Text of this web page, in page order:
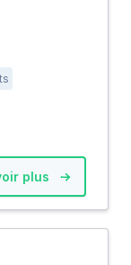
plus